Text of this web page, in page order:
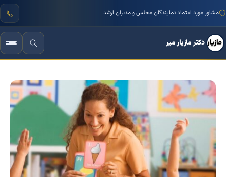
منتور بیش از ۱۰۰۰ کسب‌وکار ایرانی
دکتر مازیار میر